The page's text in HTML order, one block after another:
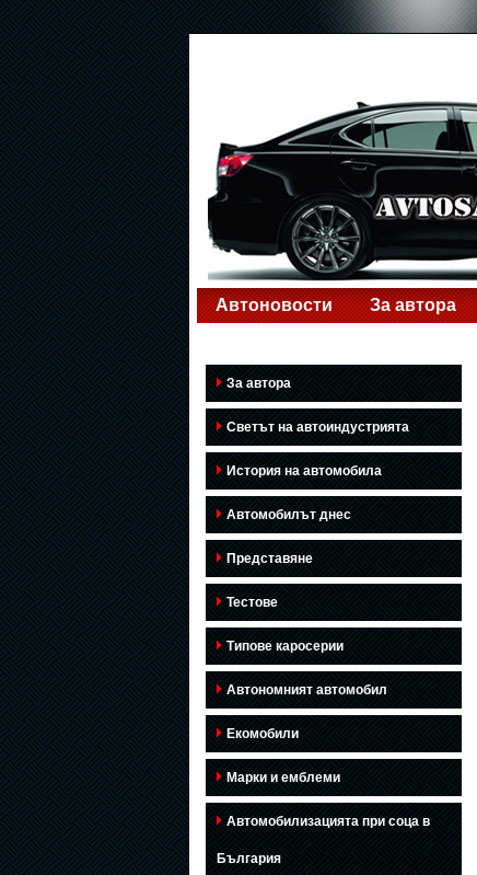
Автоновости За автора
За автора
Светът на автоиндустрията
История на автомобила
Автомобилът днес
Представяне
Тестове
Типове каросерии
Автономният автомобил
Екомобили
Марки и емблеми
Автомобилизацията при соца в
България